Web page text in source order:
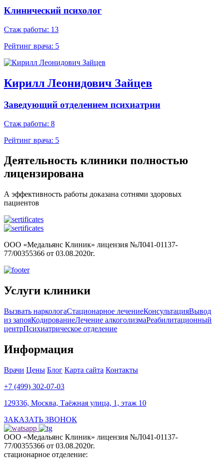
Клинический психолог
Стаж работы: 13
Рейтинг врача: 5
Кирилл Леонидович Зайцев
Заведующий отделением психиатрии
Стаж работы: 8
Рейтинг врача: 5
Деятельность клиники полностью
лицензирована
А эффективность работы доказана сотнями здоровых
пациентов
ООО «Медальянс Клиник» лицензия №Л041-01137-
77/00355366 от 03.08.2020г.
Услуги клиники
Вызвать наркологаСтационарное лечениеКонсультацияВывод
из запояКодированиеЛечение алкоголизмаРеабилитационный
центрПсихиатрическое отделение
Информация
Врачи Цены Блог Карта сайта Контакты
+7 (499) 302-07-03
129336, Москва, Таёжная улица, 1, этаж 10
ЗАКАЗАТЬ ЗВОНОК
ООО «Медальянс Клиник» лицензия №Л041-01137-
77/00355366 от 03.08.2020г.
стационарное отделение: